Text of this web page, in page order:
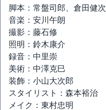
脚本：常盤司郎、倉田健次
音楽：安川午朗
撮影：藤石修
照明：鈴木康介
録音：中里崇
美術：中澤克巳
装飾：小山大次郎
スタイリスト：森本裕治
メイク：東村忠明